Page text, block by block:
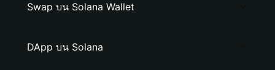
Swap บน Solana Wallet
DApp บน Solana